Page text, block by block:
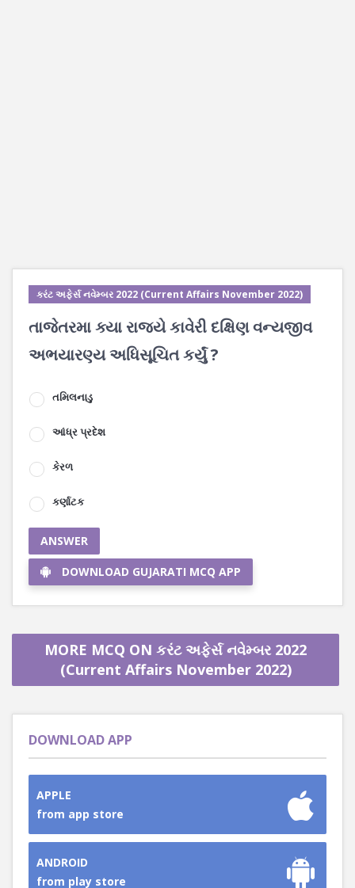
કરંટ અફેર્સ નવેમ્બર 2022 (Current Affairs November 2022)
તાજેતરમા ક્યા રાજ્યે કાવેરી દક્ષિણ વન્યજીવ
અભયારણ્ય અધિસૂચિત કર્યું ?
તમિલનાડુ
આંધ્ર પ્રદેશ
કેરળ
કર્ણાટક
ANSWER
DOWNLOAD GUJARATI MCQ APP
MORE MCQ ON કરંટ અફેર્સ નવેમ્બર 2022
(Current Affairs November 2022)
DOWNLOAD APP
APPLE
from app store
ANDROID
from play store